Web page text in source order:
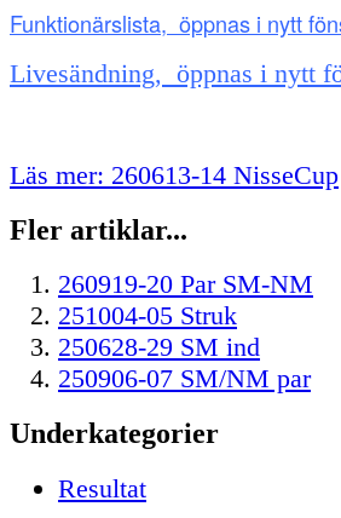
Funktionärslista, öppnas i nytt
Livesändning, öppnas i nytt
Läs mer: 260613-14 NisseCup
Fler artiklar...
260919-20 Par SM-NM
251004-05 Struk
250628-29 SM ind
250906-07 SM/NM par
Underkategorier
Resultat